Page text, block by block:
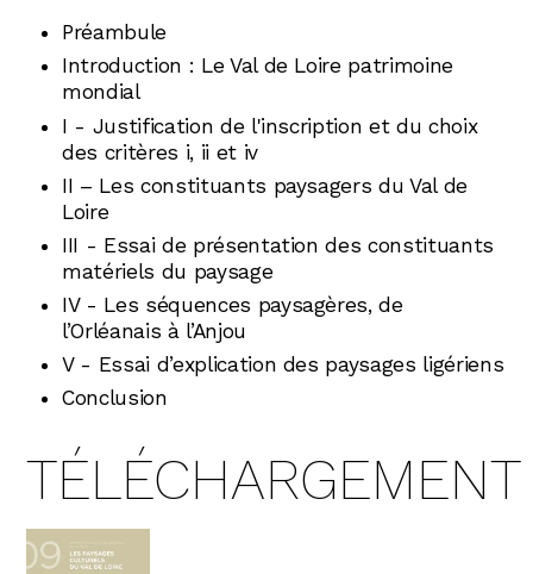
Préambule
Introduction : Le Val de Loire patrimoine
mondial
I - Justification de l'inscription et du choix
des critères i, ii et iv
II – Les constituants paysagers du Val de
Loire
III - Essai de présentation des constituants
matériels du paysage
IV - Les séquences paysagères, de
l’Orléanais à l’Anjou
V - Essai d’explication des paysages ligériens
Conclusion
TÉLÉCHARGEMENT